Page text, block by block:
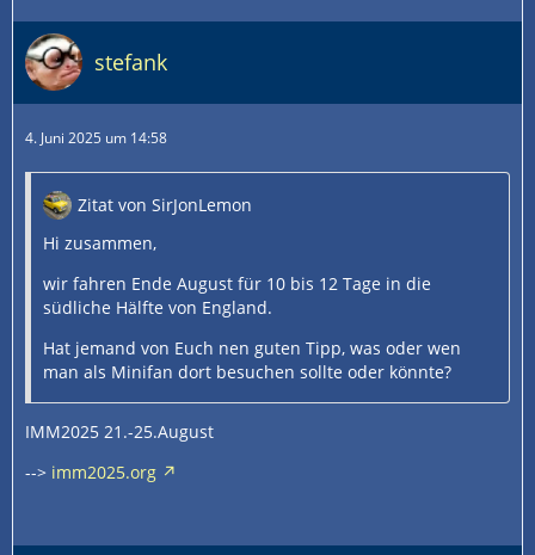
stefank
4. Juni 2025 um 14:58
Zitat von SirJonLemon
Hi zusammen,
wir fahren Ende August für 10 bis 12 Tage in die
südliche Hälfte von England.
Hat jemand von Euch nen guten Tipp, was oder wen
man als Minifan dort besuchen sollte oder könnte?
IMM2025 21.-25.August
--> imm2025.org